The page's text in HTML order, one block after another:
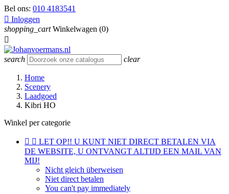
Bel ons: 010 4183541
 Inloggen
shopping_cart Winkelwagen (0)

search clear
Home
Scenery
Laadgoed
Kibri HO
Winkel per categorie
  LET OP!! U KUNT NIET DIRECT BETALEN VIA
DE WEBSITE, U ONTVANGT ALTIJD EEN MAIL VAN
MIJ!
Nicht gleich überweisen
Niet direct betalen
You can't pay immediately